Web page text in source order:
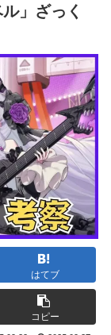
」ざっく
はてブ
コピー